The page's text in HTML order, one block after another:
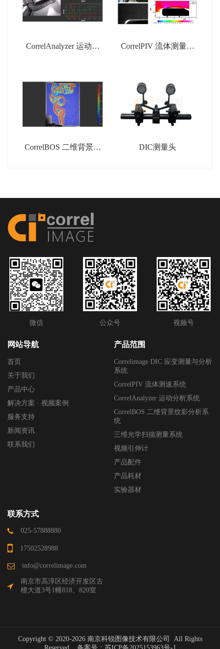
CorrelAnalyzer 运动分
CorrelPIV 流体测量系
CorrelBOS 二维背景纹
DIC测量头
微信 公众号 视频号
网站导航
首页
关于我们
产品中心
解决方案 · 视频案例
服务支持
新闻资讯
联系我们
产品范围
Correlimage DIC 应变测量与分析
系统
CorrelPIV 流体测速系统
CorrelAnalyzer 运动分析系统
CorrelBOS 二维背景纹影分析系
统
三维光学扫描测量系统
视频引伸计
产品配件
产品耗材
实验器材
联系方式
025-57888880
17502528988
info@correlimage.com
南京市高淳区经济开发区古
檀大道3号1幢818、820室
Copyright © 2020-2026 南京科锐图像技术有限公司 All Rights